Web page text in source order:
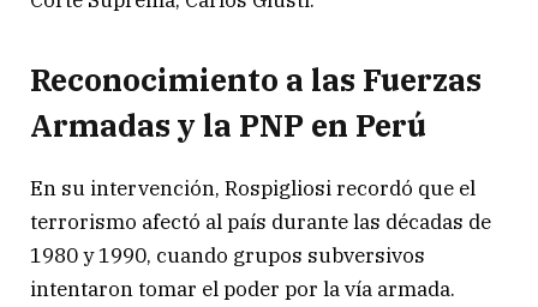
Reconocimiento a las Fuerzas
Armadas y la PNP en Perú
En su intervención, Rospigliosi recordó que el
terrorismo afectó al país durante las décadas de
1980 y 1990, cuando grupos subversivos
intentaron tomar el poder por la vía armada.